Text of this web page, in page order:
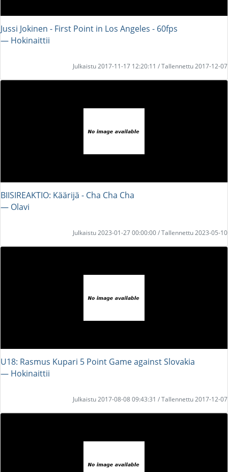
Jussi Jokinen - First Point in Los Angeles - 60fps
― Hokinaittii
Julkaistu 2017-11-17 12:20:11 / Tallennettu 2017-12-07
BIISIREAKTIO: Käärijä - Cha Cha Cha
― Olavi
Julkaistu 2023-01-27 00:00:00 / Tallennettu 2023-05-10
U18: Rasmus Kupari 5 Point Game against Slovakia
― Hokinaittii
Julkaistu 2017-08-08 09:43:31 / Tallennettu 2017-12-07